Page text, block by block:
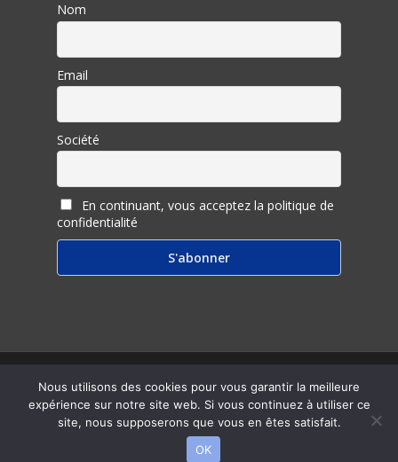
Nom
Email
Société
En continuant, vous acceptez la politique de
confidentialité
© 2026 Inter Ligere.
twitterfacebook
linkedinyoutubeRSS email
Nous utilisons des cookies pour vous garantir la meilleure
expérience sur notre site web. Si vous continuez à utiliser ce
site, nous supposerons que vous en êtes satisfait.
OK